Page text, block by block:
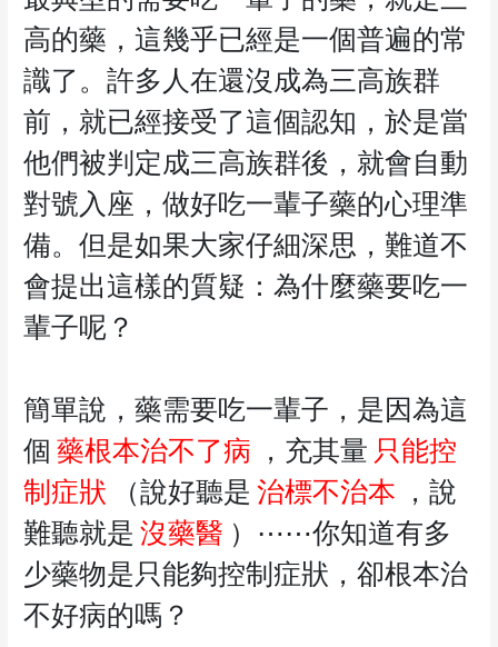
高的藥，這幾乎已經是一個普遍的常
識了。許多人在還沒成為三高族群
前，就已經接受了這個認知，於是當
他們被判定成三高族群後，就會自動
對號入座，做好吃一輩子藥的心理準
備。但是如果大家仔細深思，難道不
會提出這樣的質疑：為什麼藥要吃一
輩子呢？
簡單說，藥需要吃一輩子，是因為這
個 藥根本治不了病 ，充其量 只能控
制症狀
（說好聽是 治標不治本 ，說
難聽就是 沒藥醫 ）⋯⋯你知道有多
少藥物是只能夠控制症狀，卻根本治
不好病的嗎？